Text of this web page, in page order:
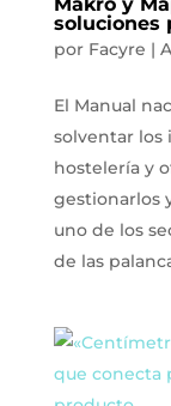
soluciones
por Facyre |
El Manual
solventar los
hostelería y
gestionarlos
uno de los
de las